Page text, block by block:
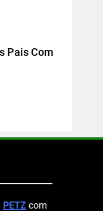
Pais Com
PETZ com